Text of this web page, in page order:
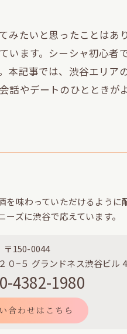
たいと思ったことは
ます。シーシャ初心者
記事では、渋谷エリ
やデートのひととき
味わっていただけるよう
ズに渋谷で応えています。
〒150-0044
０−５ グランドネス渋谷ビル
4382-1980
合わせはこちら